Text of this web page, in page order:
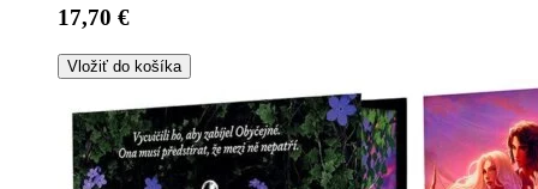
17,70 €
Vložiť do košíka